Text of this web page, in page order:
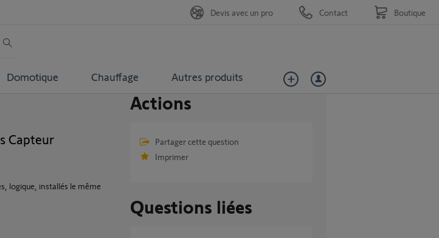
Domotique Chauffage Autres produits
Devis avec un pro Contact Boutique
Capteur
logique, installés le même
Actions
Partager cette question
Imprimer
Questions liées